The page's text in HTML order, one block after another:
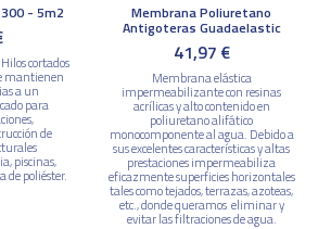
- 5m2
cortados
mantienen
a un
para
de
piscinas,
de poliéster.
Membrana Poliuretano
Antigoteras Guadaelastic
41,97 €
Membrana elástica
impermeabilizante con resinas
acrílicas y alto contenido en
poliuretano alifático
monocomponente al agua. Debido a
sus excelentes características y altas
prestaciones impermeabiliza
eficazmente superficies horizontales
tales como tejados, terrazas, azoteas,
etc., donde queramos eliminar y
evitar las filtraciones de agua.